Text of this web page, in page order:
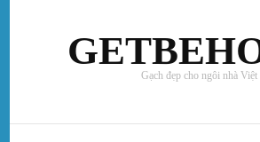
Gạch đẹp cho ngôi nhà Việt